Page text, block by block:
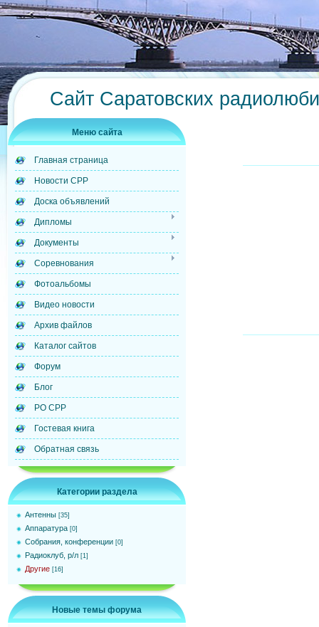
Сайт Саратовских
Меню сайта
Главная страница
Новости СРР
Доска объявлений
Дипломы
Документы
Соревнования
Фотоальбомы
Видео новости
Архив файлов
Каталог сайтов
Форум
Блог
РО СРР
Гостевая книга
Обратная связь
Категории раздела
Антенны [35]
Аппаратура [0]
Собрания, конференции [0]
Радиоклуб, р/л [1]
Другие [16]
Новые темы форума